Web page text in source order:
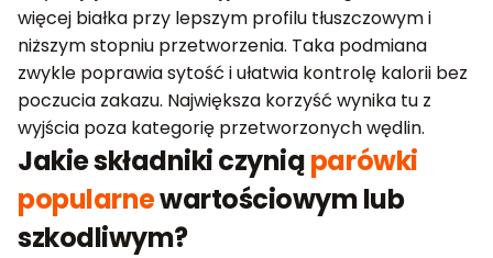
więcej białka przy lepszym profilu tłuszczowym i
niższym stopniu przetworzenia. Taka podmiana
zwykle poprawia sytość i ułatwia kontrolę kalorii bez
poczucia zakazu. Największa korzyść wynika tu z
wyjścia poza kategorię przetworzonych wędlin.
Jakie składniki czyniąparówki
popularnewartościowym lub
szkodliwym?